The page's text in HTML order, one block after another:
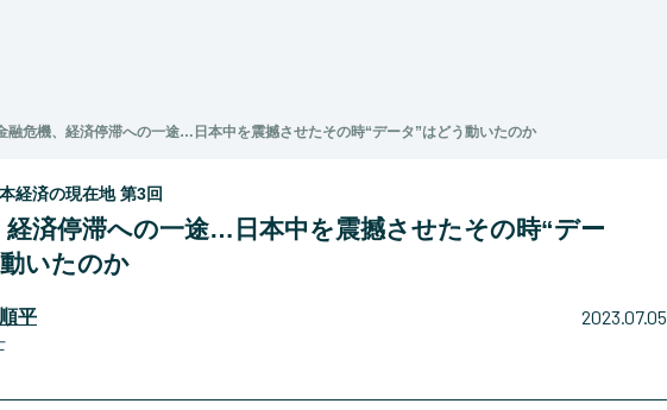
融危機、経済停滞への一途…日本中を震撼させたその時“データ”はどう動いたのか
経済の現在地 第3回
経済停滞への一途…日本中を震撼させたその時“デー
いたのか
平 2023.07.05